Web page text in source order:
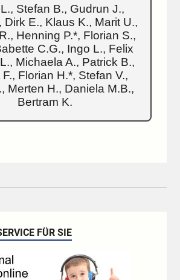
Stefan B., Gudrun J.,
Dirk E., Klaus K., Marit U.,
Henning P.*, Florian S.,
C.G., Ingo L., Felix
Michaela A., Patrick B.,
Florian H.*, Stefan V.,
Merten H., Daniela M.B.,
Bertram K.
FÜR SIE